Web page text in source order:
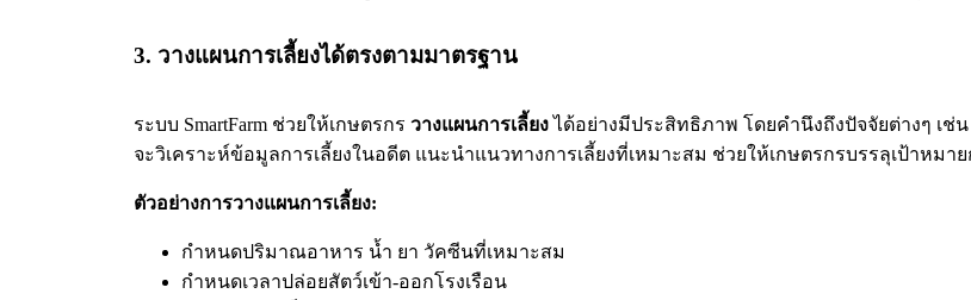
3. วางแผนการเลี้ยงได้ตรงตามมาตรฐาน
ระบบ SmartFarm ช่วยให้เกษตรกร วางแผนการเลี้ยงได้อย่างมีประสิทธิภาพ โดยคำนึงถึงปัจจัยต่างๆ เ
จะวิเคราะห์ข้อมูลการเลี้ยงในอดีต แนะนำแนวทางการเลี้ยงที่เหมาะสม ช่วยให้เกษตรกรบรรลุเป้าหมา
ตัวอย่างการวางแผนการเลี้ยง:
กำหนดปริมาณอาหาร น้ำ ยา วัคซีนที่เหมาะสม
กำหนดเวลาปล่อยสัตว์เข้า-ออกโรงเรือน